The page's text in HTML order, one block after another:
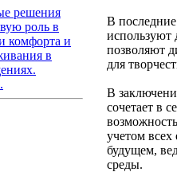
решения
роль в
комфорта и
в
В
используют
позволяют
для
В
сочетает в
учетом всех
будущем,
среды.